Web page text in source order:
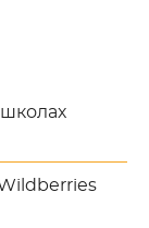
школах